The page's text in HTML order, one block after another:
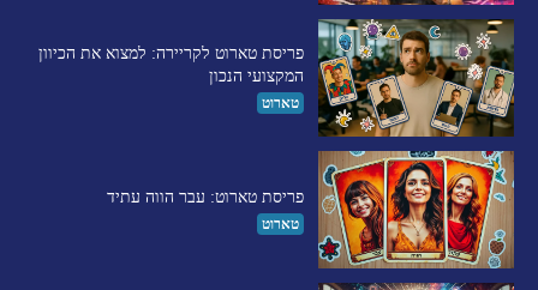
פריסת טארוט לקריירה: למצוא את הכיוון
המקצועי הנכון
טארוט
פריסת טארוט: עבר הווה עתיד
טארוט